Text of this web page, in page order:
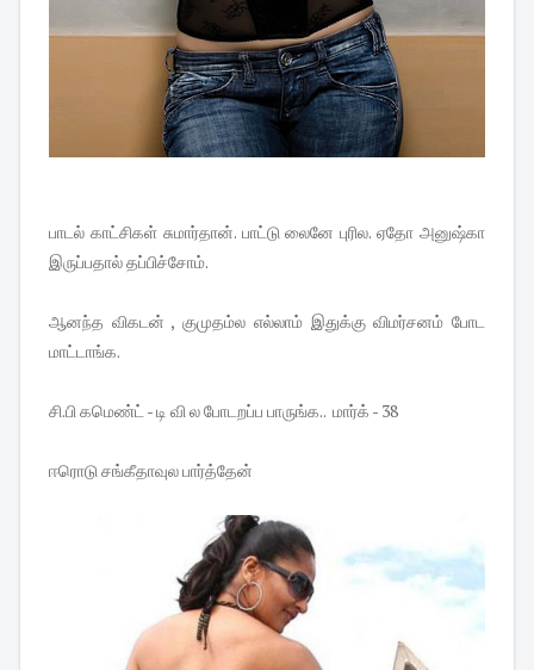
பாடல் காட்சிகள் சுமார்தான். பாட்டு லைனே புரில. ஏதோ அனுஷ்கா
இருப்பதால் தப்பிச்சோம்.
ஆனந்த விகடன் , குமுதம்ல எல்லாம் இதுக்கு விமர்சனம் போட
மாட்டாங்க.
சி.பி கமெண்ட் - டி வி ல போடறப்ப பாருங்க.. மார்க் - 38
ஈரொடு சங்கீதாவுல பார்த்தேன்